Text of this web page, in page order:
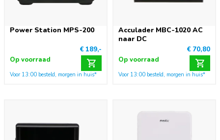
Power Station MPS-200
€ 189,-
Op voorraad
Voor 13:00 besteld, morgen in huis*
Acculader MBC-1020 AC
naar DC
€ 70,80
Op voorraad
Voor 13:00 besteld, morgen in huis*